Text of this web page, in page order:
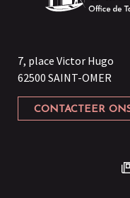
Le Passage Merveilleux
Port de Plaisance
La Baguernette
Les Faiseurs de Bateaux
Ô Marais by ISNOR
Dennlys Parc
7, place Victor Hugo
62500 SAINT-OMER
CONTACTEER